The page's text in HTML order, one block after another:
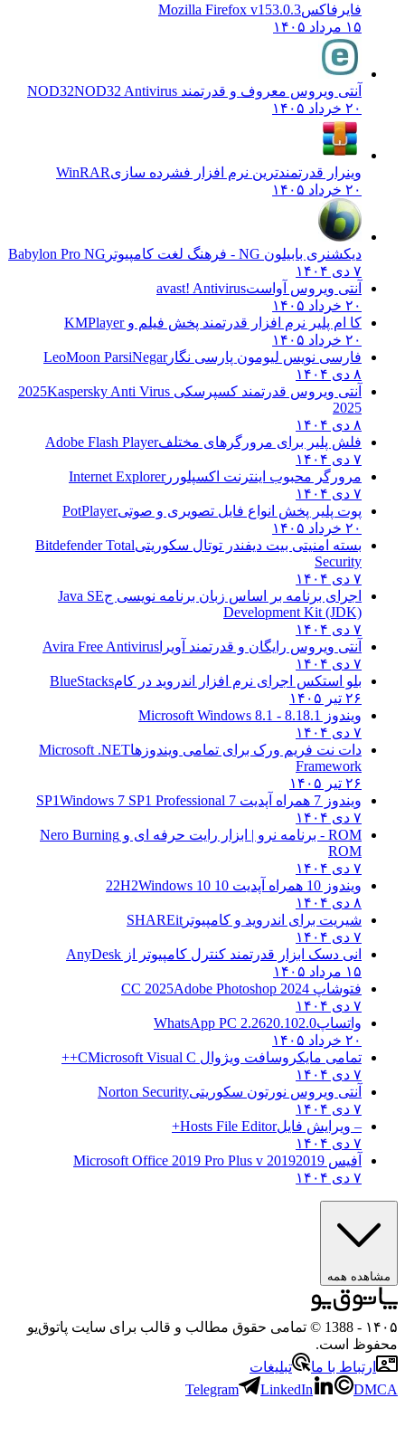
فایرفاکسMozilla Firefox v153.0.3
۱۵ مرداد ۱۴۰۵
آنتی ویروس معروف و قدرتمند NOD32 NOD32 Antivirus
۲۰ خرداد ۱۴۰۵
وینرار قدرتمندترین نرم افزار فشرده سازیWinRAR
۲۰ خرداد ۱۴۰۵
دیکشنری بابیلون NG - فرهنگ لغت کامپیوتر
Babylon Pro NG
۷ دی ۱۴۰۴
آنتی ویروس آواستavast! Antivirus
۲۰ خرداد ۱۴۰۵
کا ام پلیر نرم افزار قدرتمند پخش فیلم وKMPlayer
۲۰ خرداد ۱۴۰۵
فارسی نویس لیومون پارسی نگارLeoMoon ParsiNegar
۸ دی ۱۴۰۴
آنتی ویروس قدرتمند کسپرسکی 2025 Kaspersky Anti Virus
2025
۸ دی ۱۴۰۴
فلش پلیر برای مرورگرهای مختلفAdobe Flash Player
۷ دی ۱۴۰۴
مرورگر محبوب اینترنت اکسپلوررInternet Explorer
۷ دی ۱۴۰۴
پوت پلیر پخش انواع فایل تصویری و صوتیPotPlayer
۲۰ خرداد ۱۴۰۵
بسته امنیتی بیت دیفندر توتال سکوریتیBitdefender Total
Security
۷ دی ۱۴۰۴
اجرای برنامه بر اساس زبان برنامه نویسی جJava SE
Development Kit (JDK)
۷ دی ۱۴۰۴
آنتی ویروس رایگان و قدرتمند آویرا Avira Free Antivirus
۷ دی ۱۴۰۴
بلو استکس اجرای نرم افزار اندروید در کامBlueStacks
۲۶ تیر ۱۴۰۵
ویندوز 8.1
8.1 - Microsoft Windows 8.1
۷ دی ۱۴۰۴
دات نت فریم ورک برای تمامی ویندوزهاMicrosoft .NET
Framework
۲۶ تیر ۱۴۰۵
ویندوز 7 همراه آپدیت 7 SP1
Windows 7 SP1 Professional
۷ دی ۱۴۰۴
ROM - برنامه نرو | ابزار رایت حرفه ای و
Nero Burning
ROM
۷ دی ۱۴۰۴
ویندوز 10 همراه آپدیت 10 22H2
Windows 10
۸ دی ۱۴۰۴
شیریت برای اندروید و کامپیوتر SHAREit
۷ دی ۱۴۰۴
انی دسک ابزار قدرتمند کنترل کامپیوتر از AnyDesk
۱۵ مرداد ۱۴۰۵
فتوشاپ CC 2025 Adobe Photoshop 2024
۷ دی ۱۴۰۴
واتساپWhatsApp PC 2.2620.102.0
۲۰ خرداد ۱۴۰۵
تمامی مایکروسافت ویژوال C Microsoft Visual C++
۷ دی ۱۴۰۴
آنتی ویروس نورتون سکوریتیNorton Security
۷ دی ۱۴۰۴
– ویرایش فایلHosts File Editor+
۷ دی ۱۴۰۴
آفیس 2019 2019 Microsoft Office 2019 Pro Plus v
۷ دی ۱۴۰۴
مشاهده همه
۱۴۰۵
- 1388 © تمامی حقوق مطالب و قالب برای سایت پاتوق‌یو
محفوظ است.
ارتباط با ما
تبلیغات
Telegram
LinkedIn DMCA